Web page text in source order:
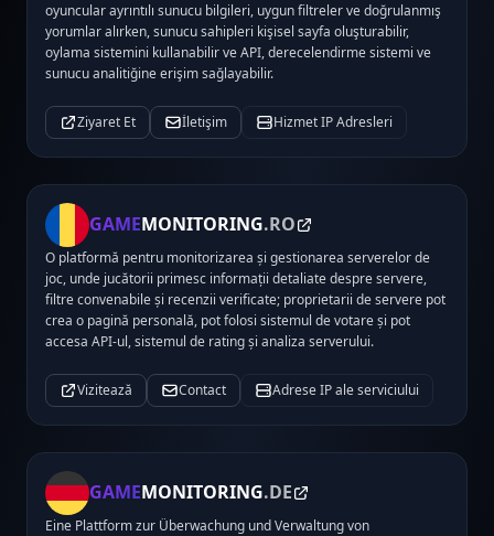
oyuncular ayrıntılı sunucu bilgileri, uygun filtreler ve doğrulanmış
yorumlar alırken, sunucu sahipleri kişisel sayfa oluşturabilir,
oylama sistemini kullanabilir ve API, derecelendirme sistemi ve
sunucu analitiğine erişim sağlayabilir.
Ziyaret Et İletişim Hizmet IP Adresleri
GAMEMONITORING.RO
O platformă pentru monitorizarea și gestionarea serverelor de
joc, unde jucătorii primesc informații detaliate despre servere,
filtre convenabile și recenzii verificate; proprietarii de servere pot
crea o pagină personală, pot folosi sistemul de votare și pot
accesa API-ul, sistemul de rating și analiza serverului.
Vizitează Contact Adrese IP ale serviciului
GAMEMONITORING.DE
Eine Plattform zur Überwachung und Verwaltung von